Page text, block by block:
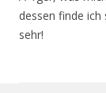
dessen finde
sehr!